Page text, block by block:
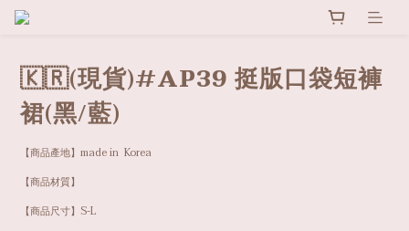
🇰🇷(現貨)#AP39 挺版口袋短褲
裙(黑/藍)
【商品產地】made in  Korea
【商品材質】
【商品尺寸】S-L